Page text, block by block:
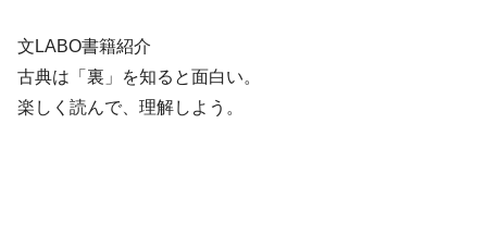
文LABO書籍紹介
古典は「裏」を知ると面白い。
楽しく読んで、理解しよう。